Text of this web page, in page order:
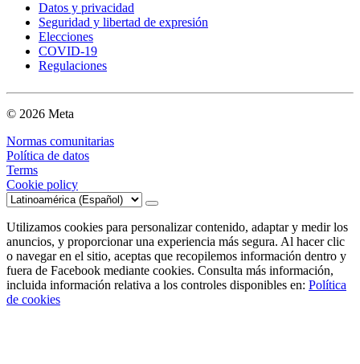
Datos y privacidad
Seguridad y libertad de expresión
Elecciones
COVID-19
Regulaciones
© 2026 Meta
Normas comunitarias
Política de datos
Terms
Cookie policy
Utilizamos cookies para personalizar contenido, adaptar y medir los
anuncios, y proporcionar una experiencia más segura. Al hacer clic
o navegar en el sitio, aceptas que recopilemos información dentro y
fuera de Facebook mediante cookies. Consulta más información,
incluida información relativa a los controles disponibles en: Política
de cookies